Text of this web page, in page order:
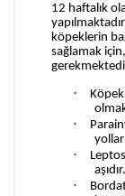
12 haftalık
köpeklerin
sağlamak için,
·
·
·
aşıdır.
·